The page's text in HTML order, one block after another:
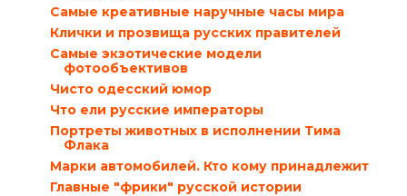
Самые креативные наручные часы мира
Клички и прозвища русских правителей
Самые экзотические модели
фотообъективов
Чисто одесский юмор
Что ели русские императоры
Портреты животных в исполнении Тима
Флака
Марки автомобилей. Кто кому принадлежит
Главные "фрики" русской истории